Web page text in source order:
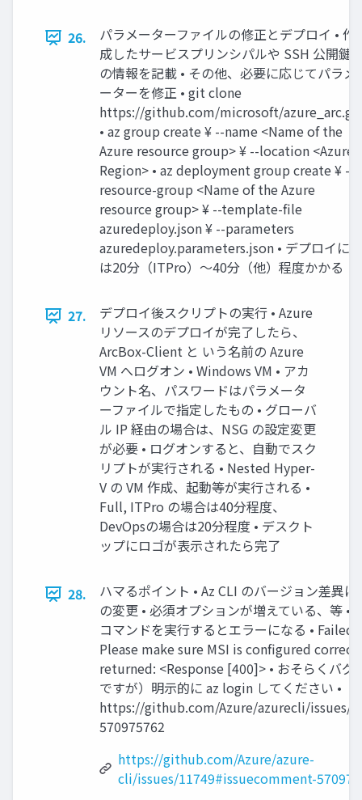
26.
パラメーターファイルの修正とデプロイ • 作
成したサービスプリンシパルや SSH 公開鍵
の情報を記載 • その他、必要に応じてパラメ
ーターを修正 • git clone
https://github.com/microsoft/azure_arc.git
• az group create ¥ --name <Name of the
Azure resource group> ¥ --location <Azure
Region> • az deployment group create ¥ --
resource-group <Name of the Azure
resource group> ¥ --template-file
azuredeploy.json ¥ --parameters
azuredeploy.parameters.json • デプロイに
は20分（ITPro）～40分（他）程度かかる
27.
デプロイ後スクリプトの実行 • Azure
リソースのデプロイが完了したら、
ArcBox-Client と いう名前の Azure
VM へログオン • Windows VM • アカ
ウント名、パスワードはパラメータ
ーファイルで指定したもの • グローバ
ル IP 経由の場合は、NSG の設定変更
が必要 • ログオンすると、自動でスク
リプトが実行される • Nested Hyper-
V の VM 作成、起動等が実行される •
Full, ITPro の場合は40分程度、
DevOpsの場合は20分程度 • デスクト
ップにロゴが表示されたら完了
28.
ハマるポイント • Az CLI のバージョン差異
の変更 • 必須オプションが増えている、等 •
コマンドを実行するとエラーになる •
Please make sure MSI is configured
returned: <Response [400]> • おそらくバグ
ですが）明示的に az login してください •
https://github.com/Azure/azurecli/issues/
570975762
https://github.com/Azure/azure-
cli/issues/11749#issuecomment-